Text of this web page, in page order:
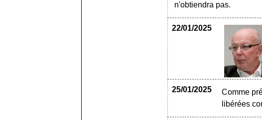
n'obtiendra pas.
22/01/2025
25/01/2025
Comme
libérées